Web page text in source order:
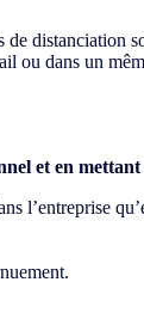
distanciation
ou dans un
et en
l’entreprise